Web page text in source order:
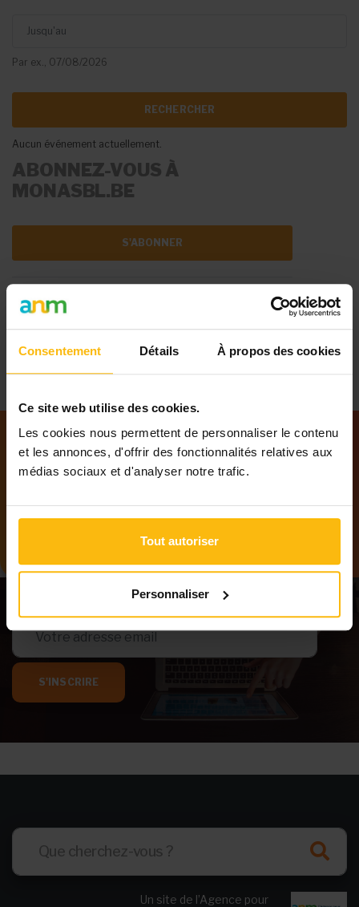
Consentement Détails À propos des cookies
Ce site web utilise des cookies.
Les cookies nous permettent de personnaliser le contenu
et les annonces, d'offrir des fonctionnalités relatives aux
médias sociaux et d'analyser notre trafic.
Tout autoriser
Personnaliser
Par ex., 07/08/2026
Aucun événement actuellement.
ABONNEZ-VOUS À
MONASBL.BE
S'ABONNER
ÉVÉNEMENT
Notre newsletter
Tenez-vous au courant des dernières
informations de MonASBL.be
S'INSCRIRE
Un site de l’Agence pour